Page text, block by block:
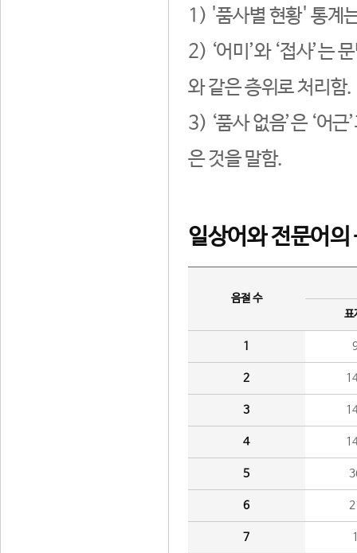
1) '품사별 현황' 통계
2) ‘어미’와 ‘접사’는
와 같은 층위로 처리함.
3) ‘품사 없음’은 ‘어
은 것을 말함.
일상어와 전문어의
음절 수
표
1
2
3
4
5
6
7